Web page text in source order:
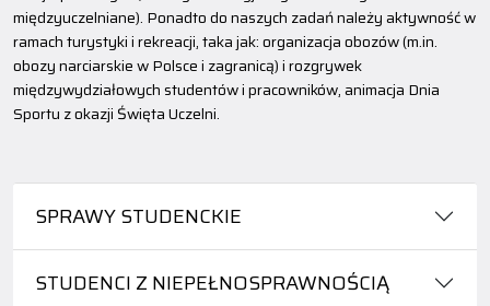
SPRAWY STUDENCKIE
STUDENCI Z NIEPEŁNOSPRAWNOŚCIĄ
międzyuczelniane). Ponadto do naszych zadań należy aktywność w
ramach turystyki i rekreacji, taka jak: organizacja obozów (m.in.
obozy narciarskie w Polsce i zagranicą) i rozgrywek
międzywydziałowych studentów i pracowników, animacja Dnia
Sportu z okazji Święta Uczelni.